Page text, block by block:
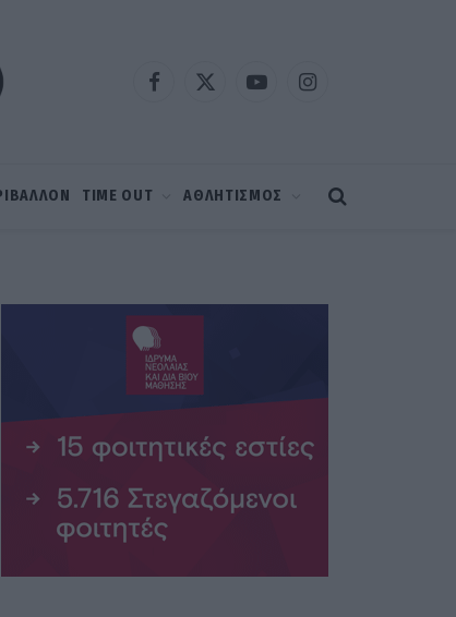
Facebook
X
YouTubeInstagram
TIME OUT ΑΘΛΗΤΙΣΜΟΣ